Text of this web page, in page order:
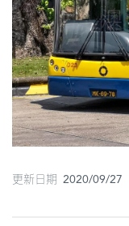
圖
媽
閣
寺
廟
士
更新日期 2020/09/27